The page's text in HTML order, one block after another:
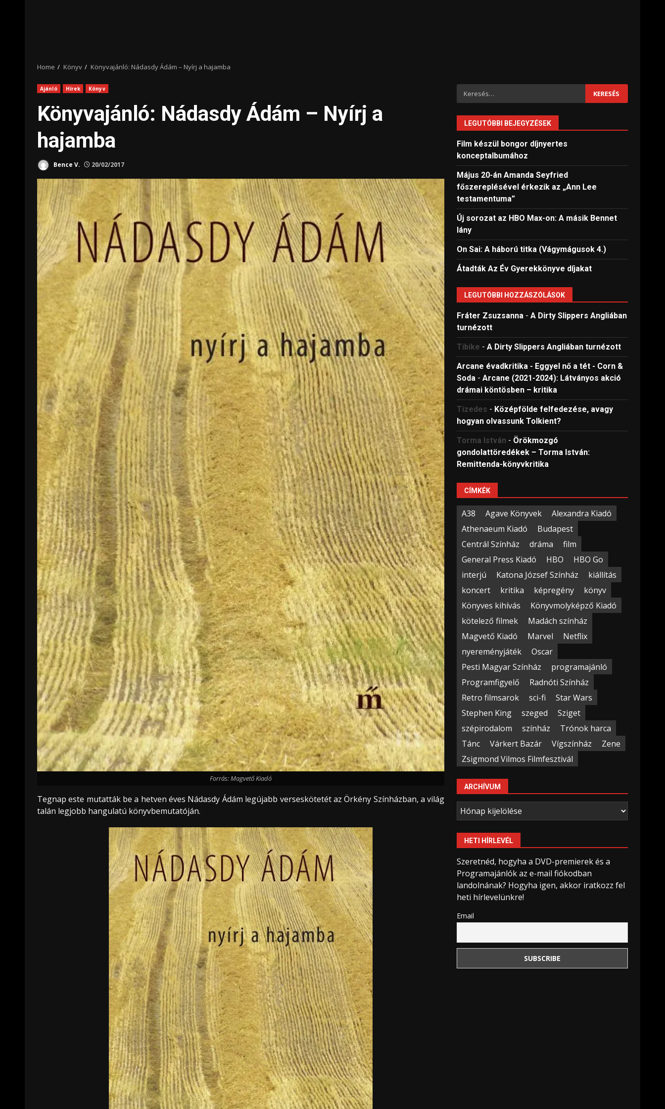
Home Könyv Könyvajánló: Nádasdy Ádám – Nyírj a hajamba
Ajánló Hírek Könyv
Könyvajánló: Nádasdy Ádám – Nyírj a
hajamba
Bence V. 20/02/2017
Forrás: Magvető Kiadó
Tegnap este mutatták be a hetven éves Nádasdy Ádám legújabb verseskötetét az Örkény Színházban, a világ
talán legjobb hangulatú könyvbemutatóján.
Keresés:
LEGUTÓBBI BEJEGYZÉSEK
Film készül bongor díjnyertes
konceptalbumához
Május 20-án Amanda Seyfried
főszereplésével érkezik az „Ann Lee
testamentuma”
Új sorozat az HBO Max-on: A másik Bennet
lány
On Sai: A ​háború titka (Vágymágusok 4.)
Átadták Az Év Gyerekkönyve díjakat
LEGUTÓBBI HOZZÁSZÓLÁSOK
Fráter Zsuzsanna -A Dirty Slippers Angliában
turnézott
Tibike -A Dirty Slippers Angliában turnézott
Arcane évadkritika - Eggyel nő a tét - Corn &
Soda -Arcane (2021-2024): Látványos akció
drámai köntösben – kritika
Tizedes - Középfölde felfedezése, avagy
hogyan olvassunk Tolkient?
Torma István - Örökmozgó
gondolattöredékek – Torma István:
Remittenda-könyvkritika
CÍMKÉK
A38 Agave Könyvek
Alexandra Kiadó
Athenaeum Kiadó
Budapest
Centrál Színház
dráma
film
General Press Kiadó
HBO
HBO Go
interjú
Katona József Színház
kiállítás
koncert
kritika képregény
könyv
Könyves kihívás
Könyvmolyképző Kiadó
kötelező filmek
Madách színház
Magvető Kiadó
Marvel
Netflix
nyereményjáték
Oscar
Pesti Magyar Színház
programajánló
Programfigyelő
Radnóti Színház
Retro filmsarok
sci-fi
Star Wars
Stephen King
szeged
Sziget
szépirodalom
színház
Trónok harca
Tánc
Várkert Bazár Vígszínház
Zene
Zsigmond Vilmos Filmfesztivál
ARCHÍVUM
Archívum
HETI HÍRLEVÉL
Szeretnéd, hogyha a DVD-premierek és a
Programajánlók az e-mail fiókodban
landolnának? Hogyha igen, akkor iratkozz fel
heti hírlevelünkre!
Email